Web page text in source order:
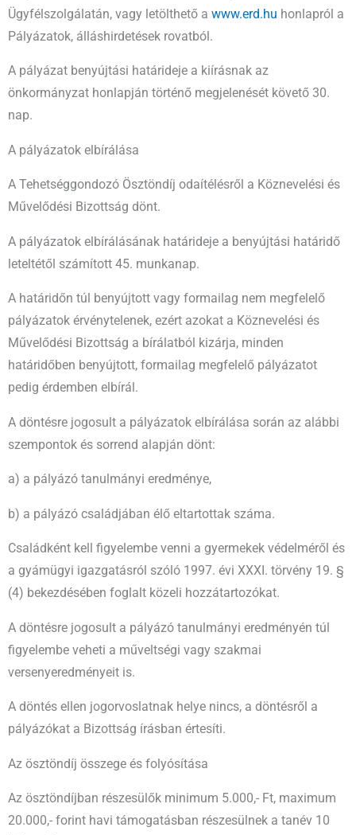
Ügyfélszolgálatán, vagy letölthető a www.erd.hu honlapról a
Pályázatok, álláshirdetések rovatból.
A pályázat benyújtási határideje a kiírásnak az
önkormányzat honlapján történő megjelenését követő 30.
nap.
A pályázatok elbírálása
A Tehetséggondozó Ösztöndíj odaítélésről a Köznevelési és
Művelődési Bizottság dönt.
A pályázatok elbírálásának határideje a benyújtási határidő
leteltétől számított 45. munkanap.
A határidőn túl benyújtott vagy formailag nem megfelelő
pályázatok érvénytelenek, ezért azokat a Köznevelési és
Művelődési Bizottság a bírálatból kizárja, minden
határidőben benyújtott, formailag megfelelő pályázatot
pedig érdemben elbírál.
A döntésre jogosult a pályázatok elbírálása során az alábbi
szempontok és sorrend alapján dönt:
a) a pályázó tanulmányi eredménye,
b) a pályázó családjában élő eltartottak száma.
Családként kell figyelembe venni a gyermekek védelméről és
a gyámügyi igazgatásról szóló 1997. évi XXXI. törvény 19. §
(4) bekezdésében foglalt közeli hozzátartozókat.
A döntésre jogosult a pályázó tanulmányi eredményén túl
figyelembe veheti a műveltségi vagy szakmai
versenyeredményeit is.
A döntés ellen jogorvoslatnak helye nincs, a döntésről a
pályázókat a Bizottság írásban értesíti.
Az ösztöndíj összege és folyósítása
Az ösztöndíjban részesülők minimum 5.000,- Ft, maximum
20.000,- forint havi támogatásban részesülnek a tanév 10